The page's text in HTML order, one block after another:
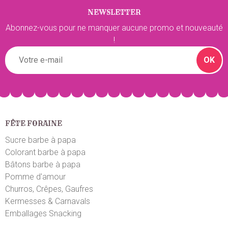
NEWSLETTER
Abonnez-vous pour ne manquer aucune promo et nouveauté
!
OK
FÊTE FORAINE
Sucre barbe à papa
Colorant barbe à papa
Bâtons barbe à papa
Pomme d'amour
Churros, Crêpes, Gaufres
Kermesses & Carnavals
Emballages Snacking